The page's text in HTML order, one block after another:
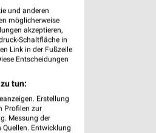
und anderen
möglicherweise
akzeptieren,
Schaltfläche in
Link in der Fußzeile
Entscheidungen
tun:
Erstellung
Profilen zur
Messung der
Entwicklung